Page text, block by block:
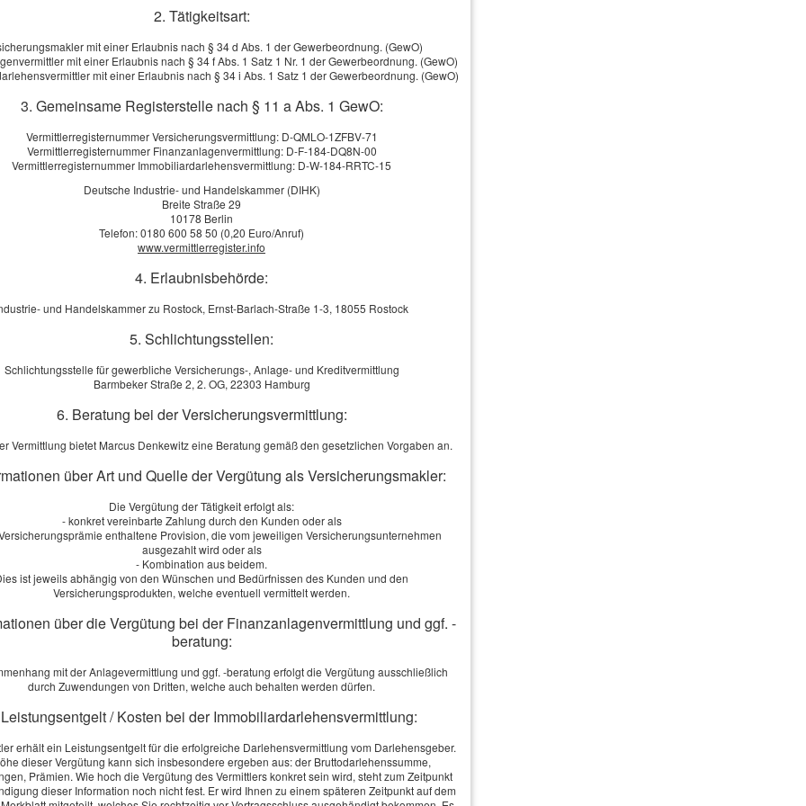
Hundehalterhaftpflicht
wie ein Blick ins Gesetzbuch zeigt: als Besitzer
- bis zu einer Dauer von dreißig Jahren für Personen-, Sach- und
die Halter größerer Tiere dringend zu empfehlen, denn die
richtig teuer werden. In solchen Fällen sind Sie als Hundehalter immer schadenersatzpflichtig - ganz
werden kann.
Angebot Hundehalterhaftpflicht
mit der Erhebung und Speicherung meiner Daten zur
von Produktinformationen des Webseitenbetreibers (weitere Informationen
in der
absenden
2. Tätigkeitsart:
mit einer Erlaubnis nach § 34 d Abs. 1 der Gewerbeordnung. (GewO)
mit einer Erlaubnis nach § 34 f Abs. 1 Satz 1 Nr. 1 der Gewerbeordnung. (GewO)
mit einer Erlaubnis nach § 34 i Abs. 1 Satz 1 der Gewerbeordnung. (GewO)
3. Gemeinsame Registerstelle nach § 11 a Abs. 1 GewO:
Vermittlerregisternummer Versicherungsvermittlung: D-QMLO-1ZFBV-71
Vermittlerregisternummer Finanzanlagenvermittlung: D-F-184-DQ8N-00
Vermittlerregisternummer Immobiliardarlehensvermittlung: D-W-184-RRTC-15
Deutsche Industrie- und Handelskammer (DIHK)
Breite Straße 29
10178 Berlin
Telefon: 0180 600 58 50 (0,20 Euro/Anruf)
www.vermittlerregister.info
4. Erlaubnisbehörde:
und Handelskammer zu Rostock, Ernst-Barlach-Straße 1-3, 18055 Rostock
5. Schlichtungsstellen:
Schlichtungsstelle für gewerbliche Versicherungs-, Anlage- und Kreditvermittlung
Barmbeker Straße 2, 2. OG, 22303 Hamburg
6. Beratung bei der Versicherungsvermittlung:
Vermittlung bietet Marcus Denkewitz eine Beratung gemäß den gesetzlichen Vorgaben an.
über Art und Quelle der Vergütung als Versicherungsmakler:
Die Vergütung der Tätigkeit erfolgt als:
- konkret vereinbarte Zahlung durch den Kunden oder als
enthaltene Provision, die vom jeweiligen Versicherungsunternehmen
ausgezahlt wird oder als
- Kombination aus beidem.
ist jeweils abhängig von den Wünschen und Bedürfnissen des Kunden und den
Versicherungsprodukten, welche eventuell vermittelt werden.
über die Vergütung bei der Finanzanlagenvermittlung und ggf. -
beratung:
mit der Anlagevermittlung und ggf. -beratung erfolgt die Vergütung ausschließlich
durch Zuwendungen von Dritten, welche auch behalten werden dürfen.
/ Kosten bei der Immobiliardarlehensvermittlung:
erhält ein Leistungsentgelt für die erfolgreiche Darlehensvermittlung vom Darlehensgeber.
dieser Vergütung kann sich insbesondere ergeben aus: der Bruttodarlehenssumme,
Prämien. Wie hoch die Vergütung des Vermittlers konkret sein wird, steht zum Zeitpunkt
dieser Information noch nicht fest. Er wird Ihnen zu einem späteren Zeitpunkt auf dem